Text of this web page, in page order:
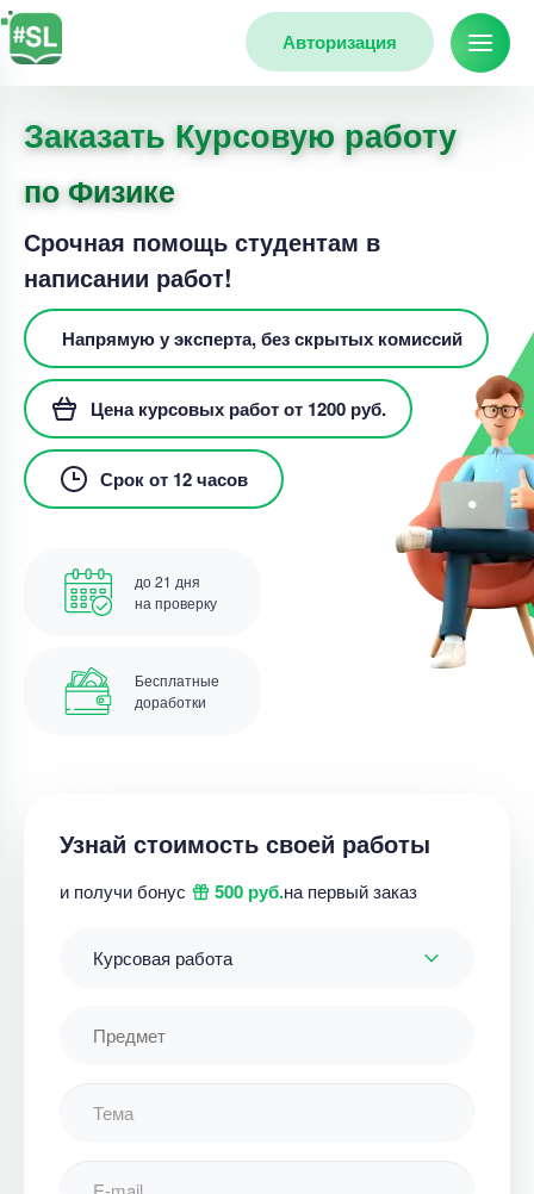
Авторизация
Заказать Курсовую работу
по Физике
Срочная помощь студентам в
написании работ!
Напрямую у эксперта, без скрытых комиссий
Цена курсовых работ от 1200 руб.
Срок от 12 часов
до 21 дня
на проверку
Бесплатные
доработки
Узнай стоимость своей работы
и получи бонус 500 руб.на первый заказ
Курсовая работа